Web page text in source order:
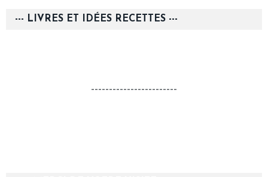
--- LIVRES ET IDÉES RECETTES ---
------------------------